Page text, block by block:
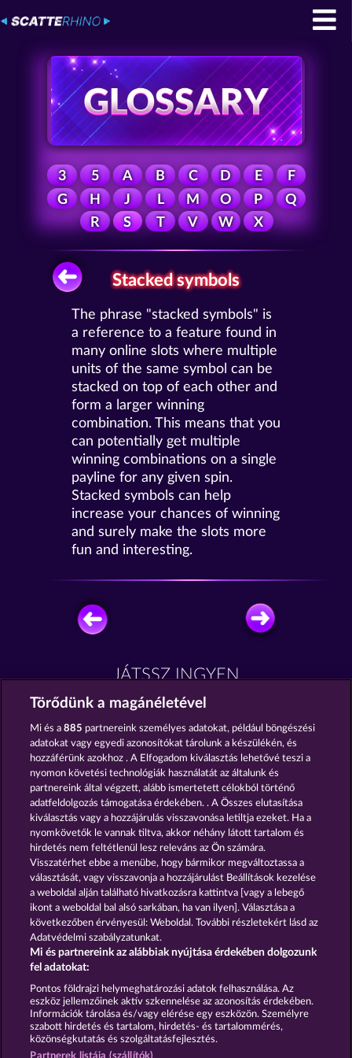
3 5 A B C D E
F
G
H J L M O P
Q
R
S T V W X
Stacked symbols
The phrase "stacked symbols" is
a reference to a feature found in
many online slots where multiple
units of the same symbol can be
stacked on top of each other and
form a larger winning
combination. This means that you
can potentially get multiple
winning combinations on a single
payline for any given spin.
Stacked symbols can help
increase your chances of winning
and surely make the slots more
fun and interesting.
JÁTSSZ INGYEN
Fruits First Diamond Treasures Blitz Coins
Piggy Kings 7 Supernova Fruits
Részvételi feltételek
Adatkezelési tájékoztató Impresszum
A cég GYIK
Törődünk a magánéletével
Mi és a885 partnereink személyes adatokat, például böngészési
adatokat vagy egyedi azonosítókat tárolunk a készülékén, és
hozzáférünk azokhoz . A Elfogadom kiválasztás lehetővé teszi a
nyomon követési technológiák használatát az általunk és
partnereink által végzett, alább ismertetett célokból történő
adatfeldolgozás támogatása érdekében. . A Összes elutasítása
kiválasztás vagy a hozzájárulás visszavonása letiltja ezeket. Ha a
nyomkövetők le vannak tiltva, akkor néhány látott tartalom és
hirdetés nem feltétlenül lesz releváns az Ön számára.
Visszatérhet ebbe a menübe, hogy bármikor megváltoztassa a
választását, vagy visszavonja a hozzájárulást Beállítások kezelése
a weboldal alján található hivatkozásra kattintva [vagy a lebegő
ikont a weboldal bal alsó sarkában, ha van ilyen]. Választása a
következőben érvényesül: Weboldal. További részletekért lásd az
Adatvédelmi szabályzatunkat.
Mi és partnereink az alábbiak nyújtása érdekében dolgozunk
fel adatokat:
Pontos földrajzi helymeghatározási adatok felhasználása. Az
eszköz jellemzőinek aktív szkennelése az azonosítás érdekében.
Információk tárolása és/vagy elérése egy eszközön. Személyre
szabott hirdetés és tartalom, hirdetés- és tartalommérés,
közönségkutatás és szolgáltatásfejlesztés.